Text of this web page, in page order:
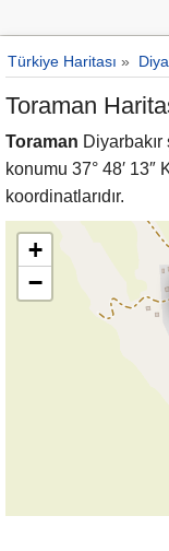
Türkiye Haritası »
Toraman
Toraman
konumu 37° 48′ 13″
koordinatlarıdır.
+
−